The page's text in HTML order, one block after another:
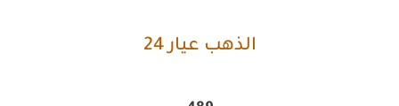
الذهب عيار 24